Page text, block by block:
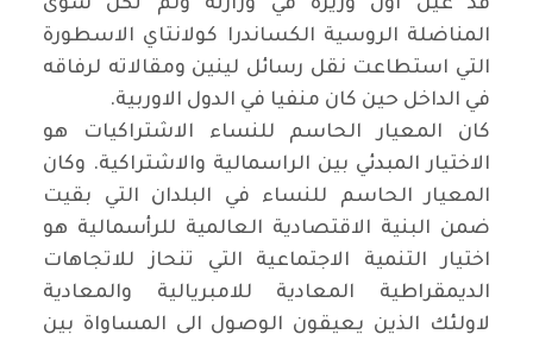
قد عين اول وزيرة في وزارته ولم تكن سوى
المناضلة الروسية الكساندرا كولانتاي الاسطورة
التي استطاعت نقل رسائل لينين ومقالاته لرفاقه
في الداخل حين كان منفيا في الدول الاوربية.
كان المعيار الحاسم للنساء الاشتراكيات هو
الاختيار المبدئي بين الراسمالية والاشتراكية. وكان
المعيار الحاسم للنساء في البلدان التي بقيت
ضمن البنية الاقتصادية العالمية للرأسمالية هو
اختيار التنمية الاجتماعية التي تنحاز للاتجاهات
الديمقراطية المعادية للامبريالية والمعادية
لاولئك الذين يعيقون الوصول الى المساواة بين